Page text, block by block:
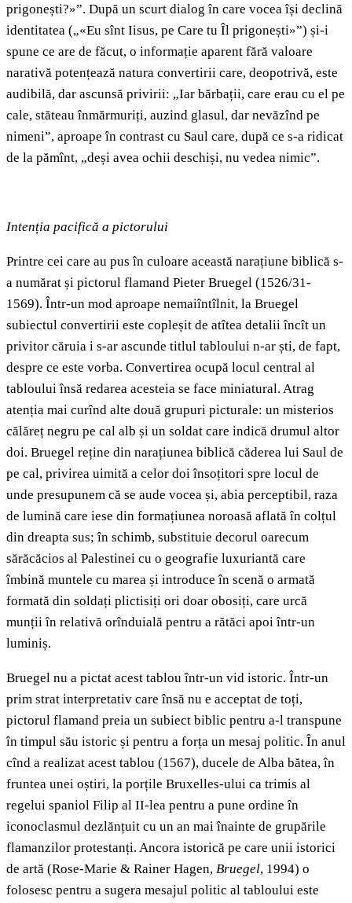
prigonești?»”. După un scurt dialog în care vocea își declină
identitatea („«Eu sînt Iisus, pe Care tu Îl prigonești»”) și-i
spune ce are de făcut, o informație aparent fără valoare
narativă potențează natura convertirii care, deopotrivă, este
audibilă, dar ascunsă privirii: „Iar bărbații, care erau cu el pe
cale, stăteau înmărmuriți, auzind glasul, dar nevăzînd pe
nimeni”, aproape în contrast cu Saul care, după ce s-a ridicat
de la pămînt, „deși avea ochii deschiși, nu vedea nimic”.
Intenția pacifică a pictorului
Printre cei care au pus în culoare această narațiune biblică s-
a numărat și pictorul flamand Pieter Bruegel (1526/31-
1569). Într-un mod aproape nemaiîntîlnit, la Bruegel
subiectul convertirii este copleșit de atîtea detalii încît un
privitor căruia i s-ar ascunde titlul tabloului n-ar ști, de fapt,
despre ce este vorba. Convertirea ocupă locul central al
tabloului însă redarea acesteia se face miniatural. Atrag
atenția mai curînd alte două grupuri picturale: un misterios
călăreț negru pe cal alb și un soldat care indică drumul altor
doi. Bruegel reține din narațiunea biblică căderea lui Saul de
pe cal, privirea uimită a celor doi însoțitori spre locul de
unde presupunem că se aude vocea și, abia perceptibil, raza
de lumină care iese din formațiunea noroasă aflată în colțul
din dreapta sus; în schimb, substituie decorul oarecum
sărăcăcios al Palestinei cu o geografie luxuriantă care
îmbină muntele cu marea și introduce în scenă o armată
formată din soldați plictisiți ori doar obosiți, care urcă
munții în relativă orînduială pentru a rătăci apoi într-un
luminiș.
Bruegel nu a pictat acest tablou într-un vid istoric. Într-un
prim strat interpretativ care însă nu e acceptat de toți,
pictorul flamand preia un subiect biblic pentru a-l transpune
în timpul său istoric și pentru a forța un mesaj politic. În anul
cînd a realizat acest tablou (1567), ducele de Alba bătea, în
fruntea unei oștiri, la porțile Bruxelles-ului ca trimis al
regelui spaniol Filip al II-lea pentru a pune ordine în
iconoclasmul dezlănțuit cu un an mai înainte de grupările
flamanzilor protestanți. Ancora istorică pe care unii istorici
de artă (Rose-Marie & Rainer Hagen, Bruegel, 1994) o
folosesc pentru a sugera mesajul politic al tabloului este